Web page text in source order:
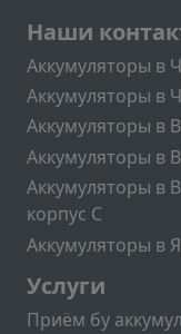
Подвал
Наши
Аккумуляторы в
Аккумуляторы в
Аккумуляторы в
Аккумуляторы в
Аккумуляторы в
корпус C
Аккумуляторы в
Подвал2
Услуги
Приём бу